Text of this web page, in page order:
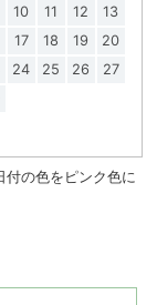
10 11 12
13
17 18 19
20
24 25 26
27
付の色をピンク色に